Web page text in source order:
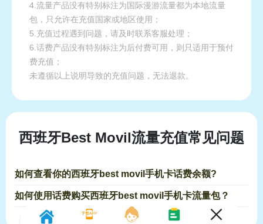
4.流量产品没有特别标注为国际漫游流量都为本地流量
包，只允许在充值国家或地区使用；
5.充值过程遇到问题，请及时联系客服处理；
6.话费产品没有特别标注为后付费可用，则只适用于预付
费充值；
未遵循以上说明导致的充值问题，无法退款。
西班牙Best Movil流量充值常见问题
如何查看你的西班牙best movil手机卡话费余额?
如何使用话费购买西班牙best movil手机卡流量包？